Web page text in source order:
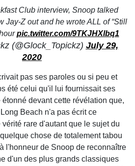
Club interview, Snoop talked
Jay-Z out and he wrote ALL of “Still
pic.twitter.com/9TKJHXlbq1
(@Glock_Topickz) July 29,
2020
pas ses paroles ou si peu et
été celui qu'il lui fournissait ses
devant cette révélation que,
Beach n'a pas écrit ce
rare d'autant que le sujet du
chose de totalement tabou
l'honneur de Snoop de reconnaître
d'un des plus grands classiques